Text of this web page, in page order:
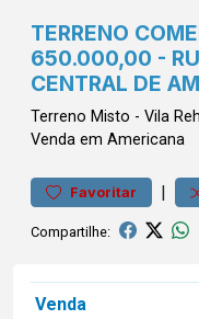
TERRENO
650.000,00 -
CENTRAL DE
Terreno Misto - Vila
Venda em Americana
Favoritar |
Compartilhe:
Venda